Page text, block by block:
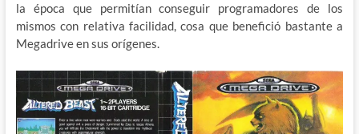
la época que permitían conseguir programadores de los
mismos con relativa facilidad, cosa que benefició bastante a
Megadrive en sus orígenes.